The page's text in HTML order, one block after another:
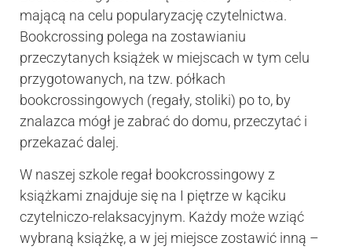
mającą na celu popularyzację czytelnictwa.
Bookcrossing polega na zostawianiu
przeczytanych książek w miejscach w tym celu
przygotowanych, na tzw. półkach
bookcrossingowych (regały, stoliki) po to, by
znalazca mógł je zabrać do domu, przeczytać i
przekazać dalej.
W naszej szkole regał bookcrossingowy z
książkami znajduje się na I piętrze w kąciku
czytelniczo-relaksacyjnym. Każdy może wziąć
wybraną książkę, a w jej miejsce zostawić inną –